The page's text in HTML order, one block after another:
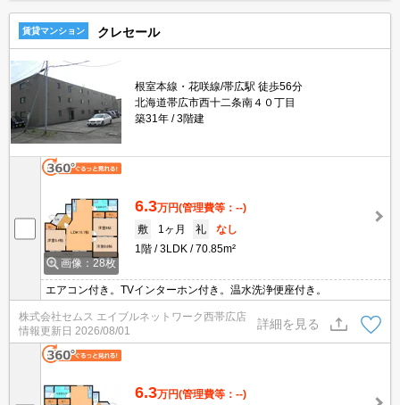
賃貸マンション クレセール
根室本線・花咲線/帯広駅 徒歩56分
北海道帯広市西十二条南４０丁目
築31年
3階建
画像：28枚
6.3万円(管理費等：--)
敷
1ヶ月 礼
なし
1階
3LDK 70.85m²
エアコン付き。TVインターホン付き。温水洗浄便座付き。
株式会社セムス エイブルネットワーク西帯広店
情報更新日 2026/08/01
詳細を見る
6.3万円(管理費等：--)